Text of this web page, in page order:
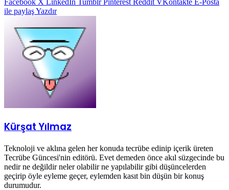
ile paylaşYazdır
Kürşat Yılmaz
Teknoloji ve aklına gelen her konuda tecrübe edinip içerik üreten
Tecrübe Güncesi'nin editörü. Evet demeden önce akıl süzgecinde bu
nedir ne değildir neler olabilir ne yapılabilir gibi düşüncelerden
geçirip öyle eyleme geçer, eylemden kasıt bin düşün bir konuş
durumudur.